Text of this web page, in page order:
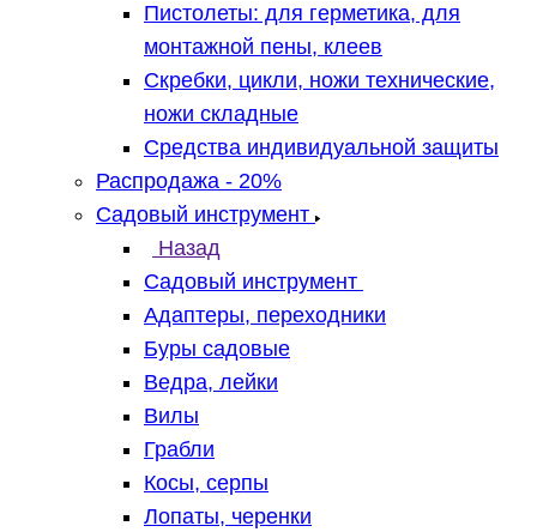
Пистолеты: для герметика, для
монтажной пены, клеев
Скребки, цикли, ножи технические,
ножи складные
Средства индивидуальной защиты
Распродажа - 20%
Садовый инструмент
Назад
Садовый инструмент
Адаптеры, переходники
Буры садовые
Ведра, лейки
Вилы
Грабли
Косы, серпы
Лопаты, черенки